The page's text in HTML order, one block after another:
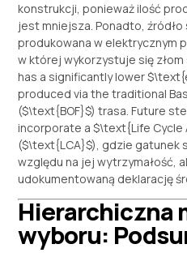
konstrukcji, ponieważ ilość
jest mniejsza. Ponadto,
produkowana w elektrycznym
w której wykorzystuje się
has a significantly lower
produced via the traditional
($\text{BOF}$) trasa.Future
incorporate a $\text{Life
($\text{LCA}$), gdzie gatunek
względu na jej wytrzymałość,
udokumentowaną deklarację
Hierarchiczna
wyboru: